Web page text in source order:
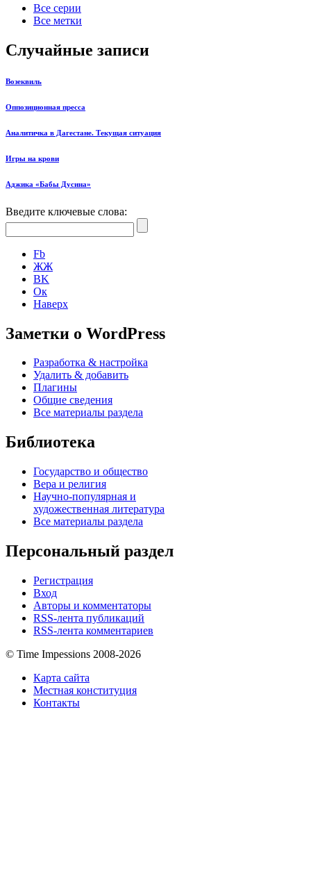
Все серии
Все метки
Случайные записи
Возеквиль
Оппозиционная пресса
Аналитичка в Дагестане. Текущая ситуация
Игры на крови
Аджика «Бабы Дусина»
Введите ключевые слова:
Fb
ЖЖ
ВK
Ок
Наверх
Заметки о WordPress
Разработка & настройка
Удалить & добавить
Плагины
Общие сведения
Все материалы раздела
Библиотека
Государство и общество
Вера и религия
Научно-популярная и
художественная литература
Все материалы раздела
Персональный раздел
Регистрация
Вход
Авторы и комментаторы
RSS-лента публикаций
RSS-лента комментариев
© Time Impessions 2008-2026
Карта сайта
Местная конституция
Контакты